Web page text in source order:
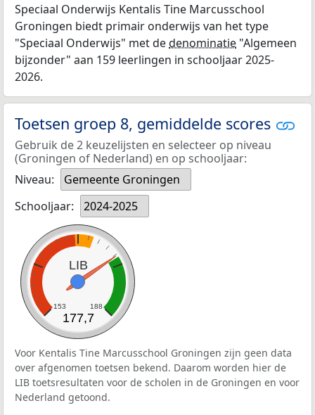
Speciaal Onderwijs Kentalis Tine Marcusschool
Groningen biedt primair onderwijs van het type
"Speciaal Onderwijs" met dedenominatie "Algemeen
bijzonder" aan 159 leerlingen in schooljaar 2025-
2026.
Toetsen groep 8, gemiddelde scores
Gebruik de 2 keuzelijsten en selecteer op niveau
(Groningen of Nederland) en op schooljaar:
Niveau:
Gemeente Groningen
Schooljaar:
2024-2025
LIB
153 188
177,7
Voor Kentalis Tine Marcusschool Groningen zijn geen data
over afgenomen toetsen bekend. Daarom worden hier de
LIB toetsresultaten voor de scholen in de Groningen en voor
Nederland getoond.